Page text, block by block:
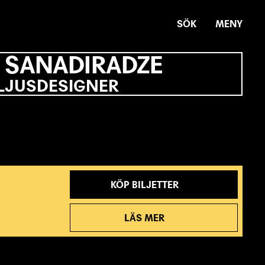
SÖK MENY
KÖP BILJETTER
LÄS MER